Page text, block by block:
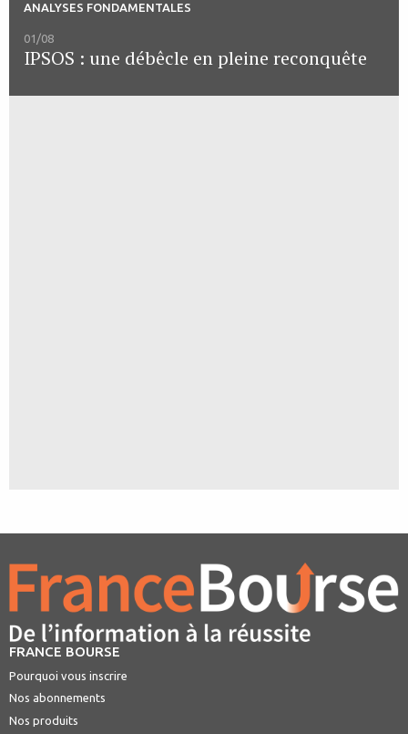
ANALYSES FONDAMENTALES
01/08
IPSOS : une débêcle en pleine reconquête
FRANCE BOURSE
Pourquoi vous inscrire
Nos abonnements
Nos produits